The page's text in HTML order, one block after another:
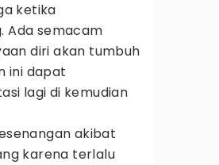
ketika
Ada semacam
diri akan tumbuh
ini dapat
lagi di kemudian
akibat
karena terlalu